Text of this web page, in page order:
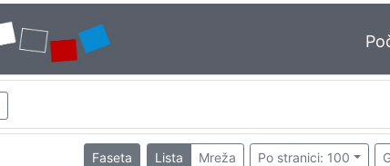
Faseta Lista Mreža Po stranici: 100